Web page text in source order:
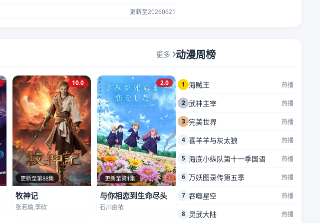
更新至20260621
更多
更新至第88集
10.0
牧神记
张若瑜,李欣
更新至第1集
2.0
与你相恋到生命尽头
石川由依
动漫周榜
1 海贼王 热播
2 武神主宰 热播
3 完美世界 热播
4 喜羊羊与灰太狼 热播
5 海底小纵队第十一季国语 热播
6 万妖图录传第五季 热播
7 吞噬星空 热播
8 灵武大陆 热播